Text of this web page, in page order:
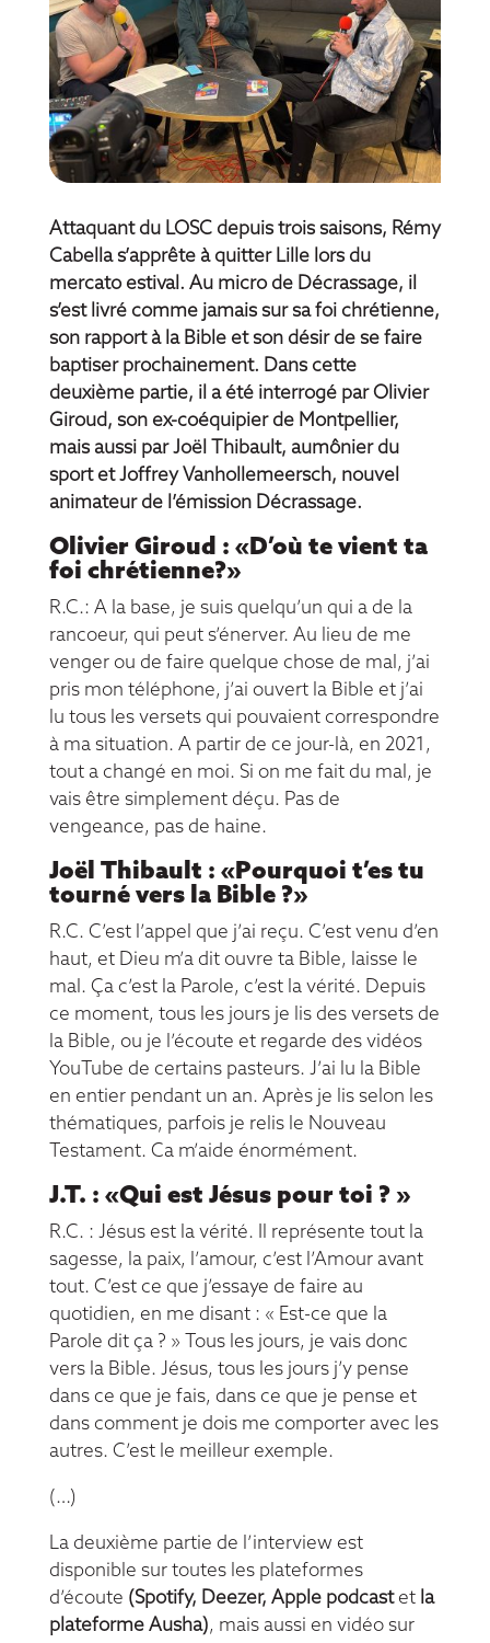
Attaquant du LOSC depuis trois saisons, Rémy
Cabella s’apprête à quitter Lille lors du
mercato estival. Au micro de Décrassage, il
s’est livré comme jamais sur sa foi chrétienne,
son rapport à la Bible et son désir de se faire
baptiser prochainement. Dans cette
deuxième partie, il a été interrogé par Olivier
Giroud, son ex-coéquipier de Montpellier,
mais aussi par Joël Thibault, aumônier du
sport et Joffrey Vanhollemeersch, nouvel
animateur de l’émission Décrassage.
Olivier Giroud : «D’où te vient ta
foi chrétienne?»
R.C.: A la base, je suis quelqu’un qui a de la
rancoeur, qui peut s’énerver. Au lieu de me
venger ou de faire quelque chose de mal, j’ai
pris mon téléphone, j’ai ouvert la Bible et j’ai
lu tous les versets qui pouvaient correspondre
à ma situation. A partir de ce jour-là, en 2021,
tout a changé en moi. Si on me fait du mal, je
vais être simplement déçu. Pas de
vengeance, pas de haine.
Joël Thibault : «Pourquoi t’es tu
tourné vers la Bible ?»
R.C. C’est l’appel que j’ai reçu. C’est venu d’en
haut, et Dieu m’a dit ouvre ta Bible, laisse le
mal. Ça c’est la Parole, c’est la vérité. Depuis
ce moment, tous les jours je lis des versets de
la Bible, ou je l’écoute et regarde des vidéos
YouTube de certains pasteurs. J’ai lu la Bible
en entier pendant un an. Après je lis selon les
thématiques, parfois je relis le Nouveau
Testament. Ca m’aide énormément.
J.T. : «Qui est Jésus pour toi ? »
R.C. : Jésus est la vérité. Il représente tout la
sagesse, la paix, l’amour, c’est l’Amour avant
tout. C’est ce que j’essaye de faire au
quotidien, en me disant : « Est-ce que la
Parole dit ça ? » Tous les jours, je vais donc
vers la Bible. Jésus, tous les jours j’y pense
dans ce que je fais, dans ce que je pense et
dans comment je dois me comporter avec les
autres. C’est le meilleur exemple.
(…)
La deuxième partie de l’interview est
disponible sur toutes les plateformes
d’écoute (Spotify, Deezer, Apple podcast et la
plateforme Ausha), mais aussi en vidéo sur